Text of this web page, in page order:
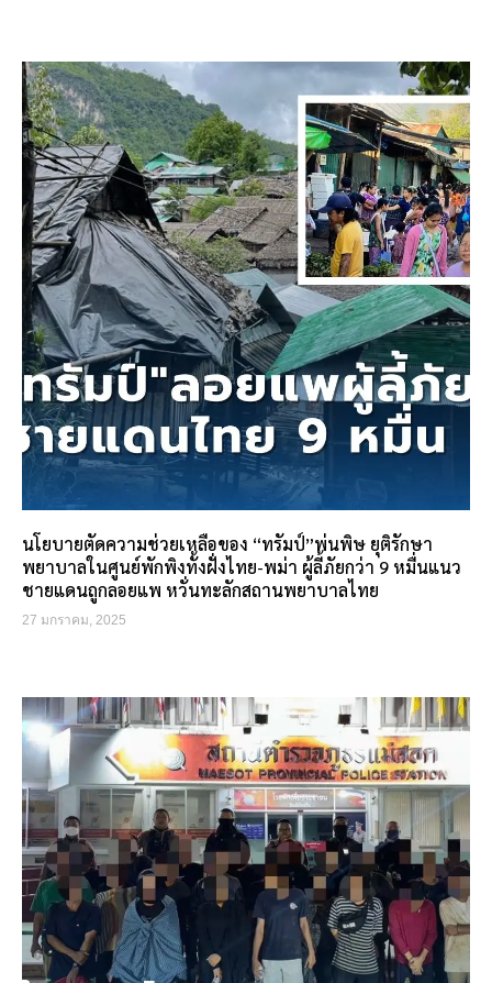
นโยบายตัดความช่วยเหลือของ “ทรัมป์”พ่นพิษ ยุติรักษา
พยาบาลในศูนย์พักพิงทั้งฝั่งไทย-พม่า ผู้ลี้ภัยกว่า 9 หมื่นแนว
ชายแดนถูกลอยแพ หวั่นทะลักสถานพยาบาลไทย
27 มกราคม, 2025